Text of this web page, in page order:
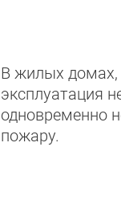
В жилых домах,
эксплуатация
одновременно
пожару.